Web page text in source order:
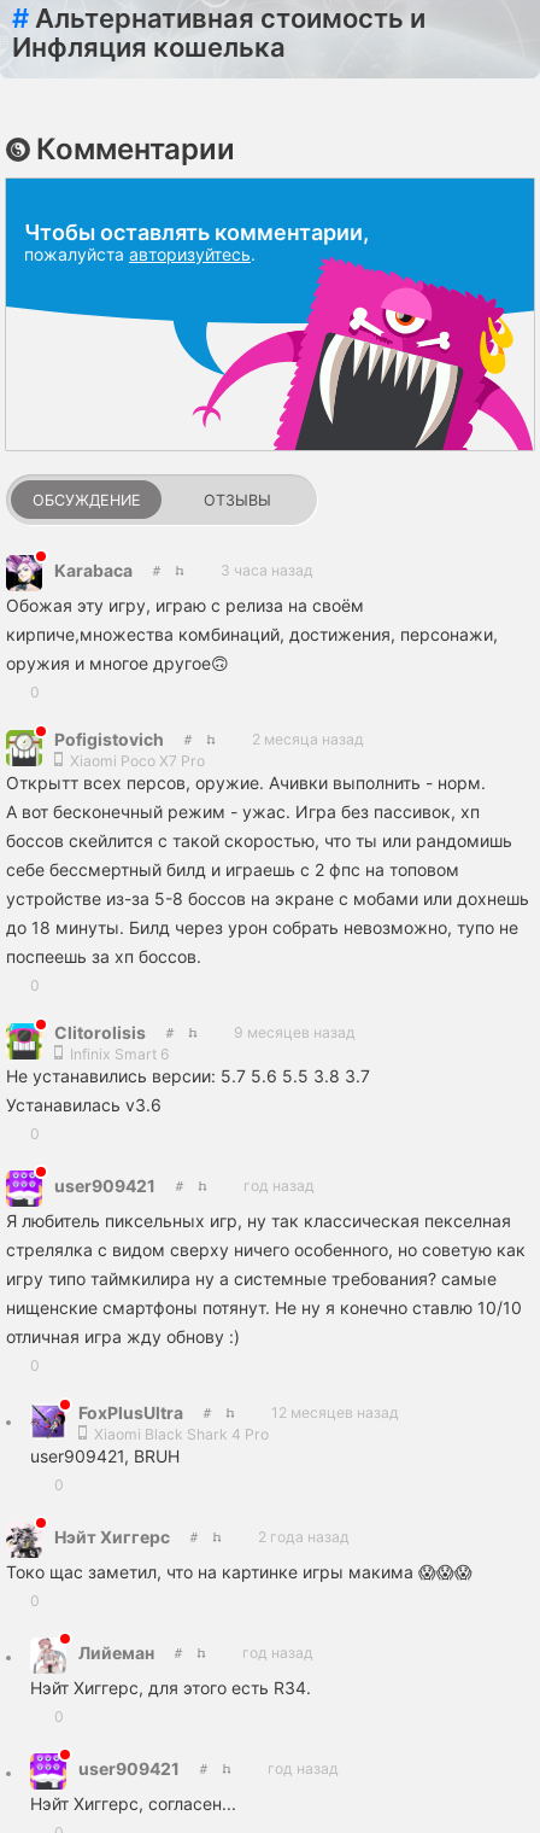
# Альтернативная стоимость и
Инфляция кошелька
Комментарии
Чтобы оставлять комментарии,
пожалуйста авторизуйтесь.
ОБСУЖДЕНИЕ ОТЗЫВЫ
Karabaca 3 часа назад
Обожая эту игру, играю с релиза на своём
кирпиче,множества комбинаций, достижения, персонажи,
оружия и многое другое🙃
0
Pofigistovich
2 месяца назад
Xiaomi Poco X7 Pro
Открытт всех персов, оружие. Ачивки выполнить - норм.
А вот бесконечный режим - ужас. Игра без пассивок, хп
боссов скейлится с такой скоростью, что ты или рандомишь
себе бессмертный билд и играешь с 2 фпс на топовом
устройстве из-за 5-8 боссов на экране с мобами или дохнешь
до 18 минуты. Билд через урон собрать невозможно, тупо не
поспеешь за хп боссов.
0
Clitorolisis
9 месяцев назад
Infinix Smart 6
Не устанавились версии: 5.7 5.6 5.5 3.8 3.7
Устанавилась v3.6
0
user909421 год назад
Я любитель пиксельных игр, ну так классическая пекселная
стрелялка с видом сверху ничего особенного, но советую как
игру типо таймкилира ну а системные требования? самые
нищенские смартфоны потянут. Не ну я конечно ставлю 10/10
отличная игра жду обнову :)
0
FoxPlusUltra
12 месяцев назад
Xiaomi Black Shark 4 Pro
user909421, BRUH
0
Нэйт Хиггерс 2 года назад
Токо щас заметил, что на картинке игры макима 😱😱😱
0
Лийеман год назад
Нэйт Хиггерс, для этого есть R34.
0
user909421 год назад
Нэйт Хиггерс, согласен...